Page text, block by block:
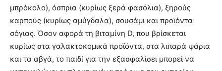
μπρόκολο), όσπρια (κυρίως ξερά φασόλια), ξηρούς
καρπούς (κυρίως αμύγδαλα), σουσάμι και προϊόντα
σόγιας. Όσον αφορά τη βιταμίνη D, που βρίσκεται
κυρίως στα γαλακτοκομικά προϊόντα, στα λιπαρά ψάρια
και τα αβγά, το παιδί για την εξασφαλίσει μπορεί να